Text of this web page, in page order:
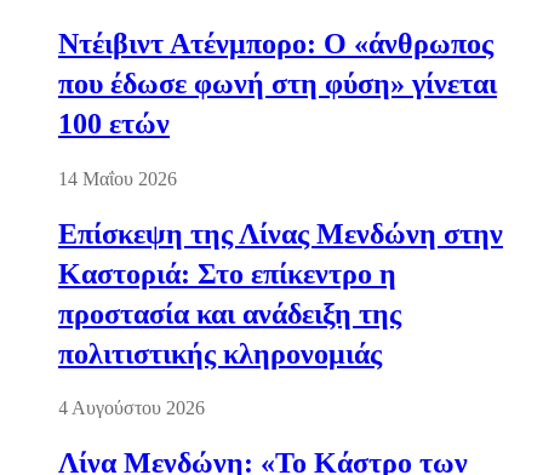
Ντέιβιντ Ατένμπορο: Ο «άνθρωπος
που έδωσε φωνή στη φύση» γίνεται
100 ετών
14 Μαΐου 2026
Επίσκεψη της Λίνας Μενδώνη στην
Καστοριά: Στο επίκεντρο η
προστασία και ανάδειξη της
πολιτιστικής κληρονομιάς
4 Αυγούστου 2026
Λίνα Μενδώνη: «Το Κάστρο των